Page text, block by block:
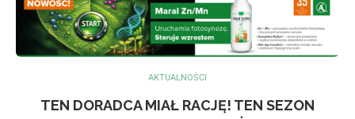
AKTUALNOŚCI
TEN DORADCA MIAŁ RACJĘ! TEN SEZON